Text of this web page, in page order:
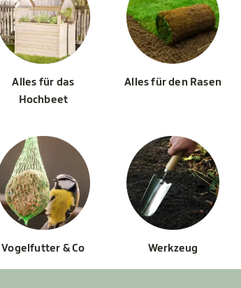
Alles für das
Hochbeet
Alles für den Rasen
Vogelfutter & Co Werkzeug